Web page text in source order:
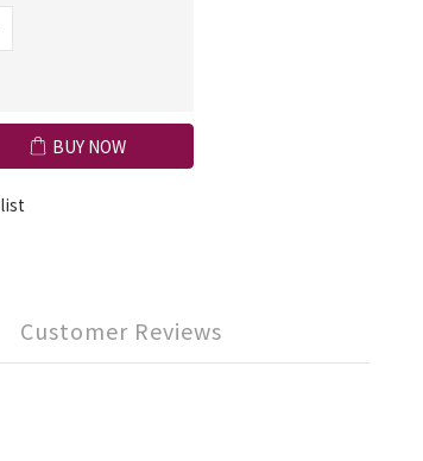
BUY NOW
Customer Reviews